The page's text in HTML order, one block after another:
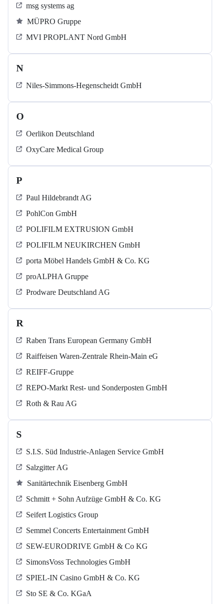
msg systems ag
MÜPRO Gruppe
MVI PROPLANT Nord GmbH
N
Niles-Simmons-Hegenscheidt GmbH
O
Oerlikon Deutschland
OxyCare Medical Group
P
Paul Hildebrandt AG
PohlCon GmbH
POLIFILM EXTRUSION GmbH
POLIFILM NEUKIRCHEN GmbH
porta Möbel Handels GmbH & Co. KG
proALPHA Gruppe
Prodware Deutschland AG
R
Raben Trans European Germany GmbH
Raiffeisen Waren-Zentrale Rhein-Main eG
REIFF-Gruppe
REPO-Markt Rest- und Sonderposten GmbH
Roth & Rau AG
S
S.I.S. Süd Industrie-Anlagen Service GmbH
Salzgitter AG
Sanitärtechnik Eisenberg GmbH
Schmitt + Sohn Aufzüge GmbH & Co. KG
Seifert Logistics Group
Semmel Concerts Entertainment GmbH
SEW-EURODRIVE GmbH & Co KG
SimonsVoss Technologies GmbH
SPIEL-IN Casino GmbH & Co. KG
Sto SE & Co. KGaA